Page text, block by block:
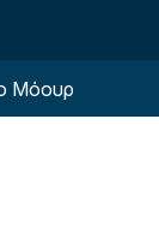
Πόρτο»